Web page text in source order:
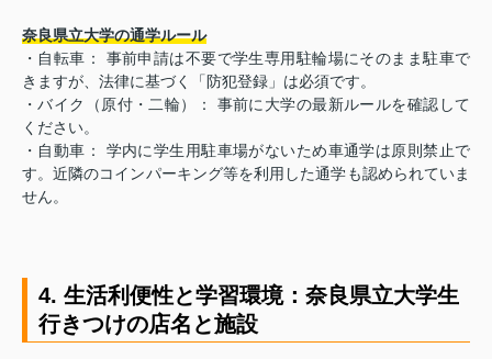
奈良県立大学の通学ルール
・自転車： 事前申請は不要で学生専用駐輪場にそのまま駐車で
きますが、法律に基づく「防犯登録」は必須です。
・バイク（原付・二輪）： 事前に大学の最新ルールを確認して
ください。
・自動車： 学内に学生用駐車場がないため車通学は原則禁止で
す。近隣のコインパーキング等を利用した通学も認められていま
せん。
4. 生活利便性と学習環境：奈良県立大学生
行きつけの店名と施設